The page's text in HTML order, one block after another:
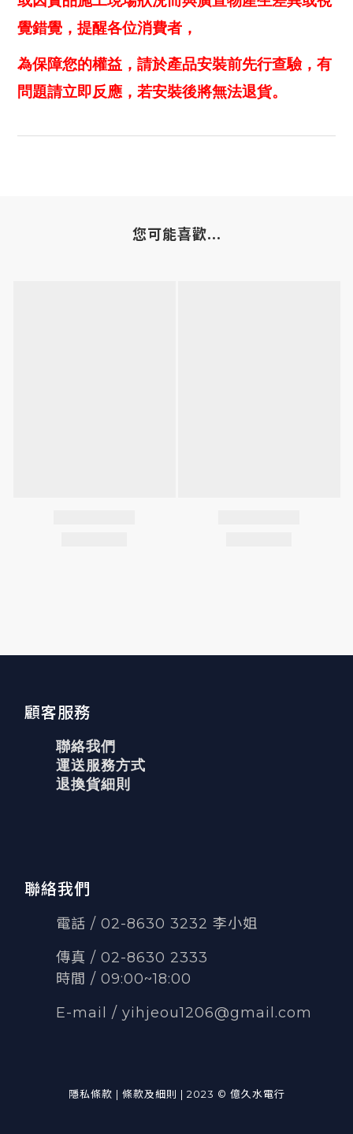
覺錯覺，提醒各位消費者，
為保障您的權益，請於產品安裝前先行查驗，有
問題請立即反應，若安裝後將無法退貨。
您可能喜歡...
顧客服務
聯絡我們
運送服務方式
退換貨細則
聯絡我們
電話 / 02-8630 3232 李小姐
傳真 / 02-8630 2333
時間 / 09:00~18:00
E-mail / yihjeou1206@gmail.com
隱私條款 | 條款及細則 | 2023 © 億久水電行